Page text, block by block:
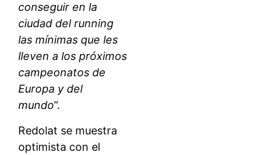
conseguir en la
ciudad del running
las mínimas que les
lleven a los próximos
campeonatos de
Europa y del
mundo”.
Redolat se muestra
optimista con el